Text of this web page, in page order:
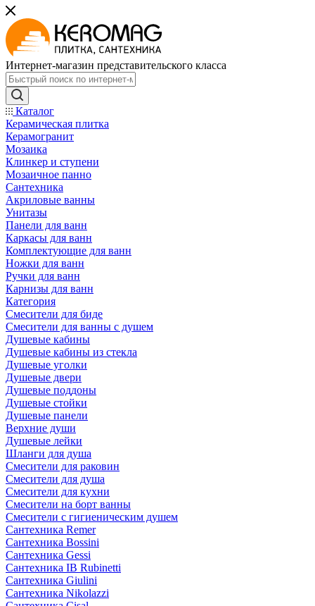
Интернет-магазин представительского класса
Каталог
Керамическая плитка
Керамогранит
Мозаика
Клинкер и ступени
Мозаичное панно
Сантехника
Акриловые ванны
Унитазы
Панели для ванн
Каркасы для ванн
Комплектующие для ванн
Ножки для ванн
Ручки для ванн
Карнизы для ванн
Категория
Смесители для биде
Смесители для ванны с душем
Душевые кабины
Душевые кабины из стекла
Душевые уголки
Душевые двери
Душевые поддоны
Душевые стойки
Душевые панели
Верхние души
Душевые лейки
Шланги для душа
Смесители для раковин
Смесители для душа
Смесители для кухни
Смесители на борт ванны
Смесители с гигиеническим душем
Сантехника Remer
Сантехника Bossini
Сантехника Gessi
Сантехника IB Rubinetti
Сантехника Giulini
Сантехника Nikolazzi